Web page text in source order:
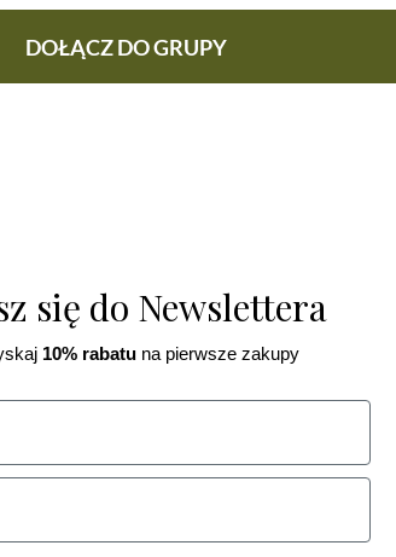
DOŁĄCZ DO GRUPY
się do Newslettera
10% rabatuna pierwsze zakupy